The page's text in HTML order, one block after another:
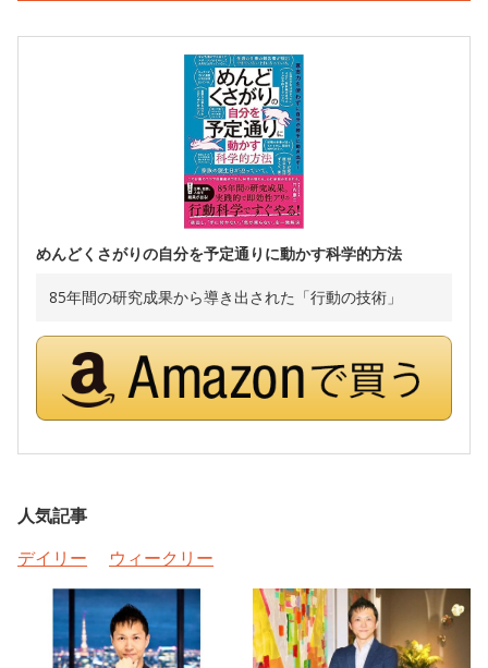
めんどくさがりの自分を予定通りに動かす科学的方法
85年間の研究成果から導き出された「行動の技術」
人気記事
デイリー
ウィークリー